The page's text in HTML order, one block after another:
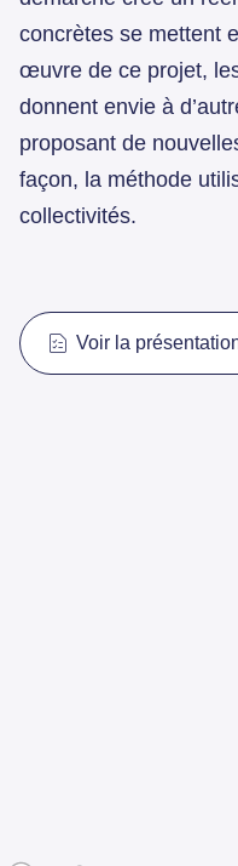
concrètes se mettent
œuvre de ce projet,
donnent envie à
proposant de
façon, la méthode
collectivités.
Voir la